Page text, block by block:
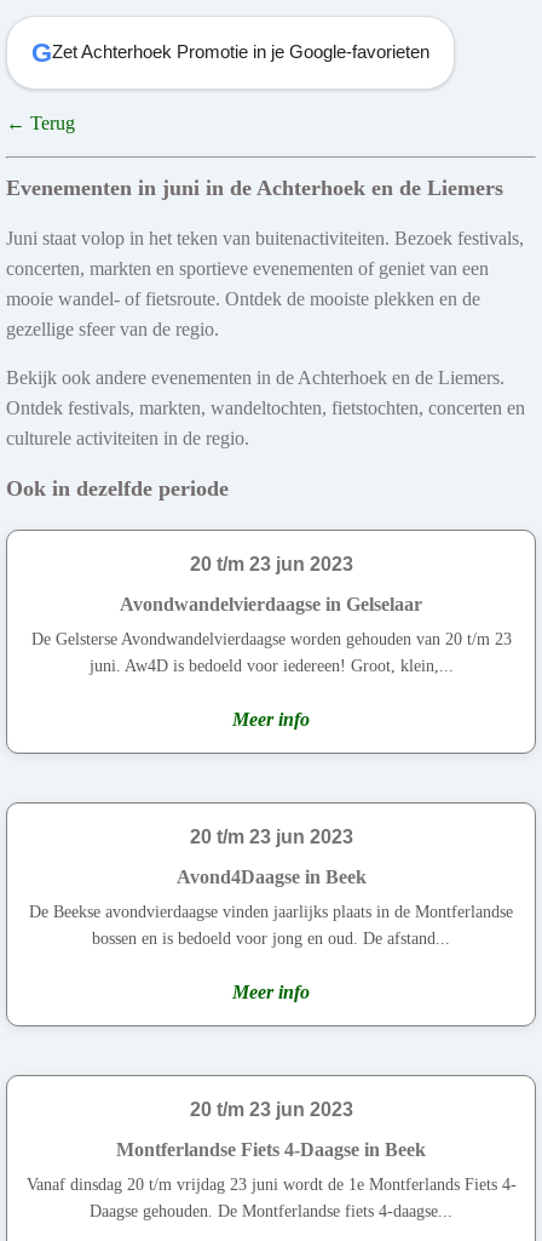
GZet Achterhoek Promotie in je Google-favorieten
← Terug
Evenementen in juni in de Achterhoek en de Liemers
Juni staat volop in het teken van buitenactiviteiten. Bezoek festivals,
concerten, markten en sportieve evenementen of geniet van een
mooie wandel- of fietsroute. Ontdek de mooiste plekken en de
gezellige sfeer van de regio.
Bekijk ook andere evenementen in de Achterhoek en de Liemers.
Ontdek festivals, markten, wandeltochten, fietstochten, concerten en
culturele activiteiten in de regio.
Ook in dezelfde periode
20 t/m 23 jun 2023
Avondwandelvierdaagse in Gelselaar
De Gelsterse Avondwandelvierdaagse worden gehouden van 20 t/m 23
juni. Aw4D is bedoeld voor iedereen! Groot, klein,...
Meer info
20 t/m 23 jun 2023
Avond4Daagse in Beek
De Beekse avondvierdaagse vinden jaarlijks plaats in de Montferlandse
bossen en is bedoeld voor jong en oud. De afstand...
Meer info
20 t/m 23 jun 2023
Montferlandse Fiets 4-Daagse in Beek
Vanaf dinsdag 20 t/m vrijdag 23 juni wordt de 1e Montferlands Fiets 4-
Daagse gehouden. De Montferlandse fiets 4-daagse...